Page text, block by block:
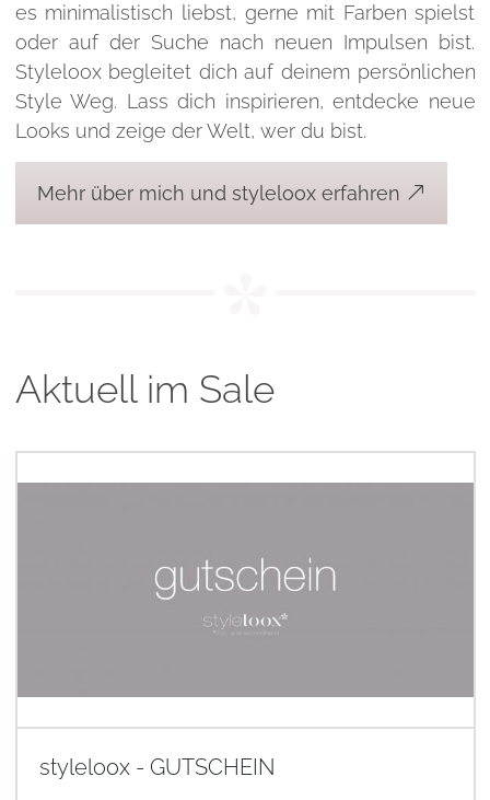
es minimalistisch liebst, gerne mit Farben spielst
oder auf der Suche nach neuen Impulsen bist.
Styleloox begleitet dich auf deinem persönlichen
Style Weg. Lass dich inspirieren, entdecke neue
Looks und zeige der Welt, wer du bist.
Mehr über mich und styleloox erfahren
Aktuell im Sale
styleloox - GUTSCHEIN